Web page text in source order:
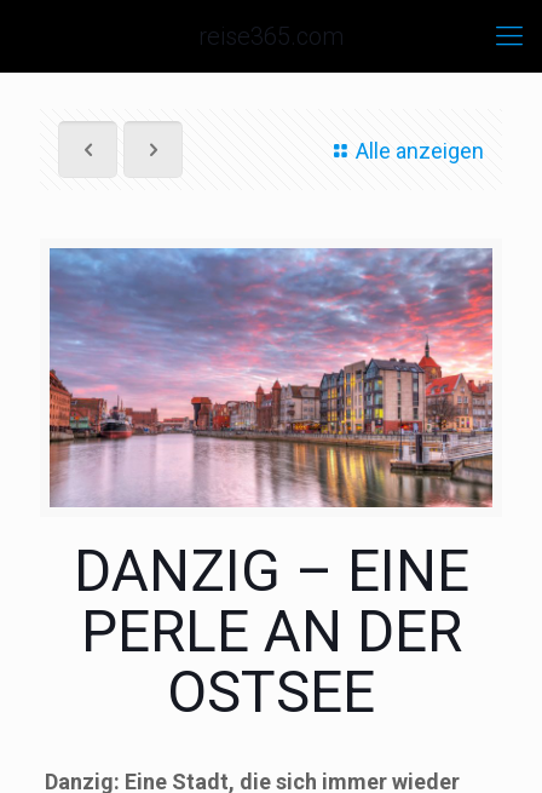
reise365.com
Alle anzeigen
DANZIG – EINE
PERLE AN DER
OSTSEE
Danzig: Eine Stadt, die sich immer wieder